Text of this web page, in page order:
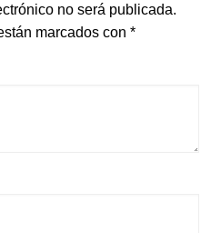
no será publicada.
marcados con *